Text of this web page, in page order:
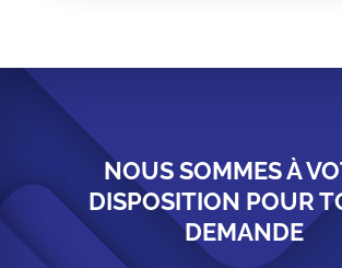
NOUS SOMMES À
DISPOSITION POUR
DEMANDE